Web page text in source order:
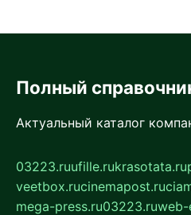
Полный
Актуальный каталог
03223.ruufille.rukrasotata.ru
veetbox.rucinemapost.ru
mega-press.ru03223.ruweb-